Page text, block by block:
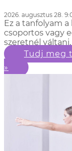
2026. augusztus 28.
Ez a tanfolyam
csoportos vagy
szeretnél
Tudj meg
»